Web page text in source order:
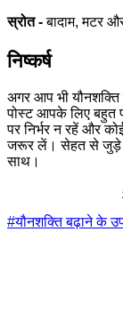
स्रोत -बादाम, मटर
निष्कर्ष
अगर आप भी यौनशक्ति
पोस्ट आपके लिए बहुत
पर निर्भर न रहें और
जरूर लें। सेहत से जुड़े
साथ।
#यौनशक्ति बढ़ाने के